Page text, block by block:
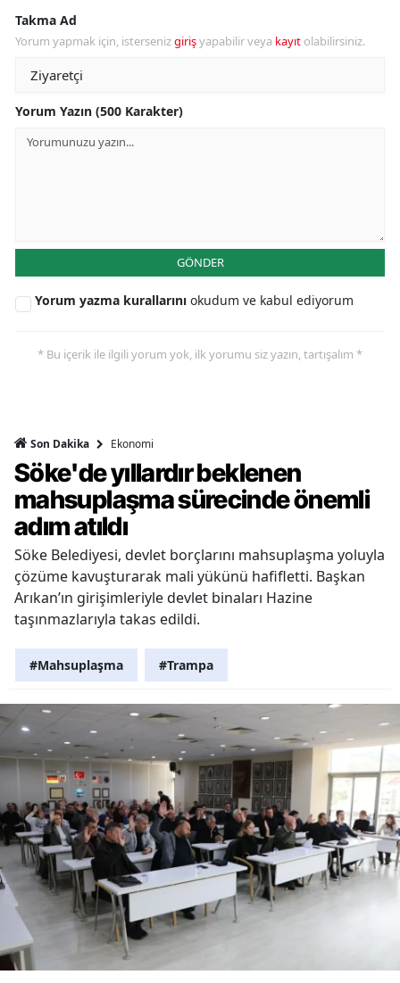
Takma Ad
Yorum yapmak için, istersenizgirişyapabilir veya kayıt olabilirsiniz.
Yorum Yazın (500 Karakter)
GÖNDER
Yorum yazma kurallarını okudum ve kabul ediyorum
* Bu içerik ile ilgili yorum yok, ilk yorumu siz yazın, tartışalım *
Son Dakika Ekonomi
Söke'de yıllardır beklenen
mahsuplaşma sürecinde önemli
adım atıldı
Söke Belediyesi, devlet borçlarını mahsuplaşma yoluyla
çözüme kavuşturarak mali yükünü hafifletti. Başkan
Arıkan’ın girişimleriyle devlet binaları Hazine
taşınmazlarıyla takas edildi.
#Mahsuplaşma #Trampa